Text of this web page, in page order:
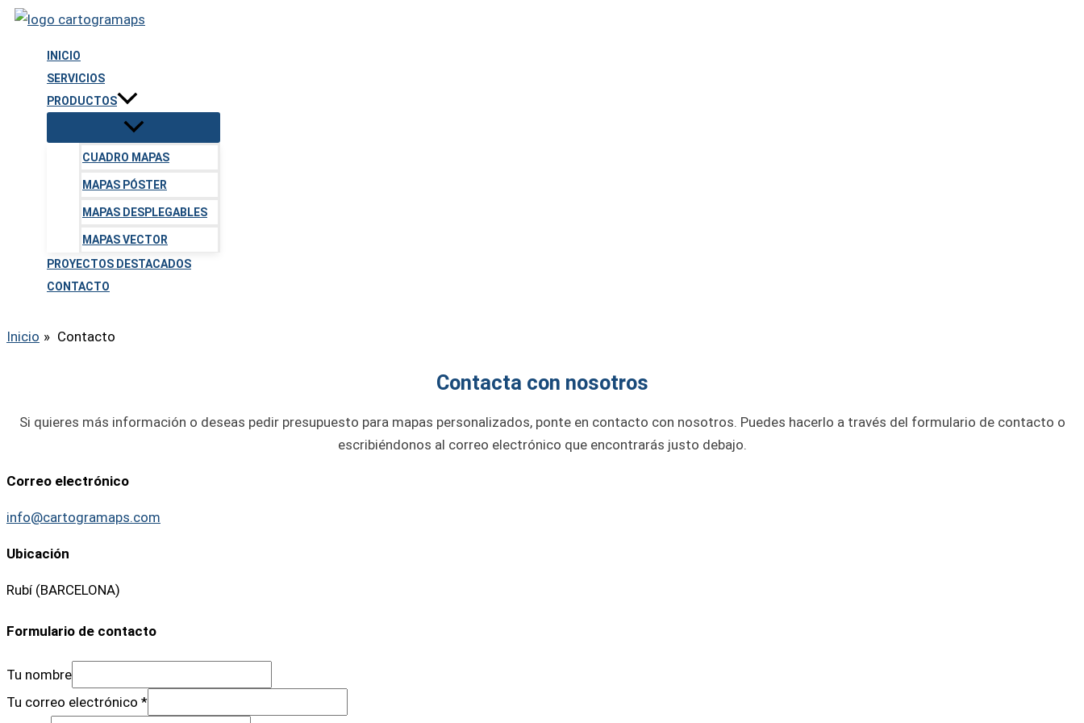
contenidoINICIO
SERVICIOS
PRODUCTOS
CUADRO MAPAS
MAPAS PÓSTER
MAPAS DESPLEGABLES
MAPAS VECTOR
PROYECTOS DESTACADOS
CONTACTO
Inicio Contacto
Contacta con nosotros
Si quieres más información o deseas pedir presupuesto para mapas personalizados, ponte en contacto con nosotros. Puedes hacerlo a través del formulario de contacto o
escribiéndonos al correo electrónico que encontrarás justo debajo.
Correo electrónico
info@cartogramaps.com
Ubicación
Rubí (BARCELONA)
Formulario de contacto
Tu nombre
Tu correo electrónico *